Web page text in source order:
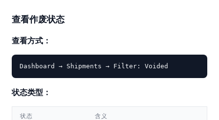
查看作废状态
查看方式：
状态类型：
状态 含义